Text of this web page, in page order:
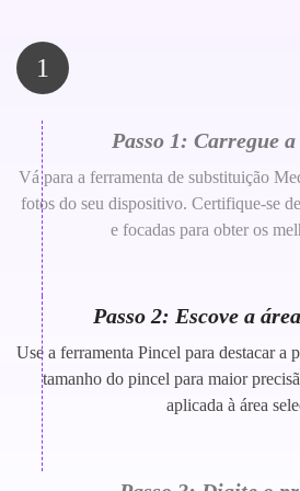
1
Passo 1: Carregue
Vá para a ferramenta de substituição
fotos do seu dispositivo. Certifique-se
e focadas para obter os
Passo 2: Escove a
Use a ferramenta Pincel para destacar a
tamanho do pincel para maior
aplicada à área